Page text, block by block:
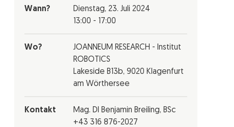
Wann? Dienstag, 23. Juli 2024
13:00 - 17:00
Wo?
JOANNEUM RESEARCH - Institut
ROBOTICS
Lakeside B13b, 9020 Klagenfurt
am Wörthersee
Kontakt
Mag. DI Benjamin Breiling, BSc
+43 316 876-2027